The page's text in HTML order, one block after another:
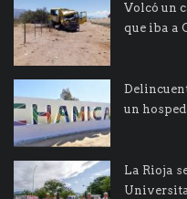
Volcó un
que iba a
un
La Rioja